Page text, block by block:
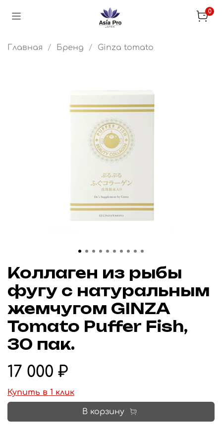
0
Главная Бренд Ginza tomato
Коллаген из рыбы
фугу с натуральным
жемчугом GINZA
Tomato Puffer Fish,
30 пак.
17 000 ₽
Купить в 1 клик
В корзину